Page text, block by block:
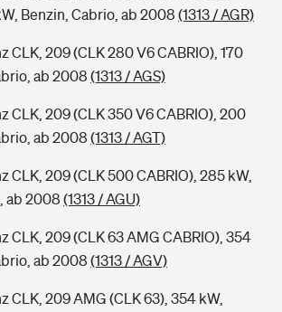
Benzin, Cabrio, ab 2008 (1313 / AGR)
CLK, 209 (CLK 280 V6 CABRIO), 170
ab 2008 (1313 / AGS)
CLK, 209 (CLK 350 V6 CABRIO), 200
ab 2008 (1313 / AGT)
CLK, 209 (CLK 500 CABRIO), 285 kW,
ab 2008 (1313 / AGU)
CLK, 209 (CLK 63 AMG CABRIO), 354
ab 2008 (1313 / AGV)
CLK, 209 AMG (CLK 63), 354 kW,